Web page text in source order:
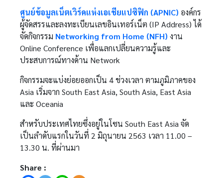
ศูนย์ข้อมูลเน็ตเวิร์คแห่งเอเชียแปซิฟิก (APNIC) องค์กร
ผู้จัดสรรและลงทะเบียนเลขอินเทอร์เน็ต (IP ​Address) ได้
จัดกิจกรรม Networking from Home (NFH) งาน
Online Conference เพื่อแลกเปลี่ยนความรู้และ
ประสบการณ์ทางด้าน Network
กิจกรรมจะแบ่งย่อยออกเป็น 4 ช่วงเวลา ตามภูมิภาคของ
Asia เริ่มจาก South East Asia, South Asia, East Asia
และ Oceania
สำหรับประเทศไทยซึ่งอยู่ในโซน South East Asia จัด
เป็นลำดับแรกในวันที่ 2 มิถุนายน 2563 เวลา 11.00 –
13.30 น. ที่ผ่านมา
Share :